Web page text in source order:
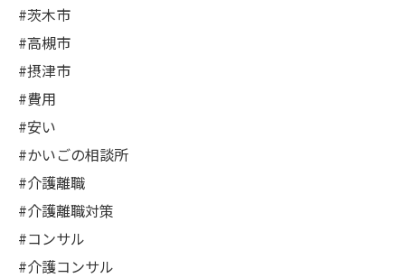
#茨木市
#高槻市
#摂津市
#費用
#安い
#かいごの相談所
#介護離職
#介護離職対策
#コンサル
#介護コンサル